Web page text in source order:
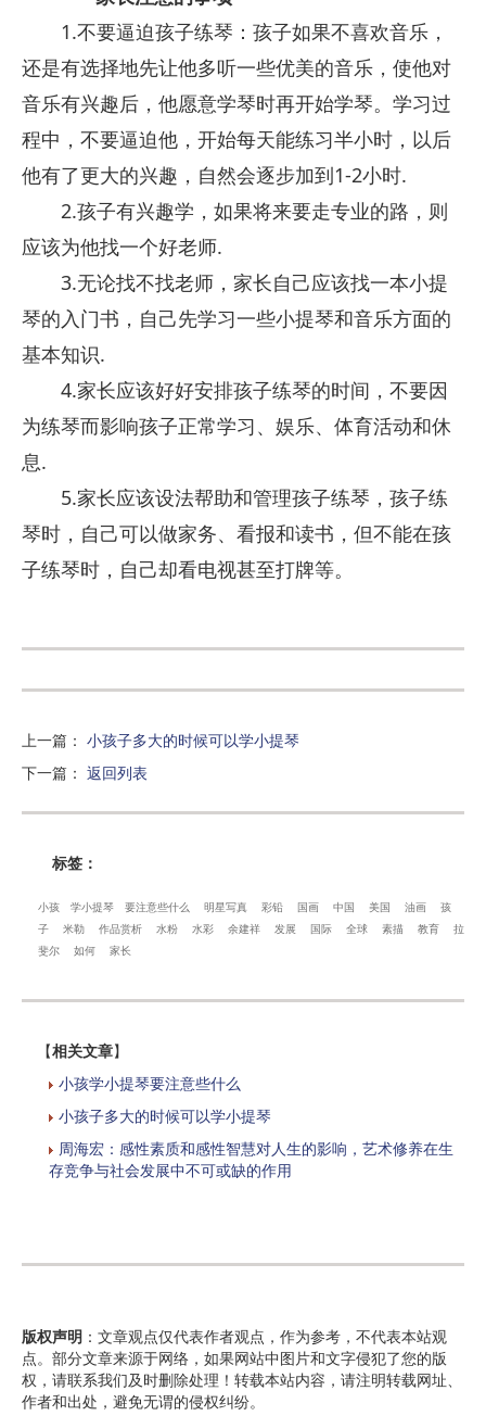
1.不要逼迫孩子练琴：孩子如果不喜欢音乐，
还是有选择地先让他多听一些优美的音乐，使他对
音乐有兴趣后，他愿意学琴时再开始学琴。学习过
程中，不要逼迫他，开始每天能练习半小时，以后
他有了更大的兴趣，自然会逐步加到1-2小时.
2.孩子有兴趣学，如果将来要走专业的路，则
应该为他找一个好老师.
3.无论找不找老师，家长自己应该找一本小提
琴的入门书，自己先学习一些小提琴和音乐方面的
基本知识.
4.家长应该好好安排孩子练琴的时间，不要因
为练琴而影响孩子正常学习、娱乐、体育活动和休
息.
5.家长应该设法帮助和管理孩子练琴，孩子练
琴时，自己可以做家务、看报和读书，但不能在孩
子练琴时，自己却看电视甚至打牌等。
上一篇 ： 小孩子多大的时候可以学小提琴
下一篇 ： 返回列表
标签：
小孩 学小提琴 要注意些什么 明星写真 彩铅 国画 中国 美国 油画
孩
子
米勒 作品赏析 水粉 水彩 余建祥 发展 国际 全球 素描 教育
拉
斐尔
如何 家长
【相关文章】
小孩学小提琴要注意些什么
小孩子多大的时候可以学小提琴
周海宏：感性素质和感性智慧对人生的影响，艺术修养在生
存竞争与社会发展中不可或缺的作用
版权声明 ：文章观点仅代表作者观点，作为参考，不代表本站观
点。部分文章来源于网络，如果网站中图片和文字侵犯了您的版
权，请联系我们及时删除处理！转载本站内容，请注明转载网址、
作者和出处，避免无谓的侵权纠纷。